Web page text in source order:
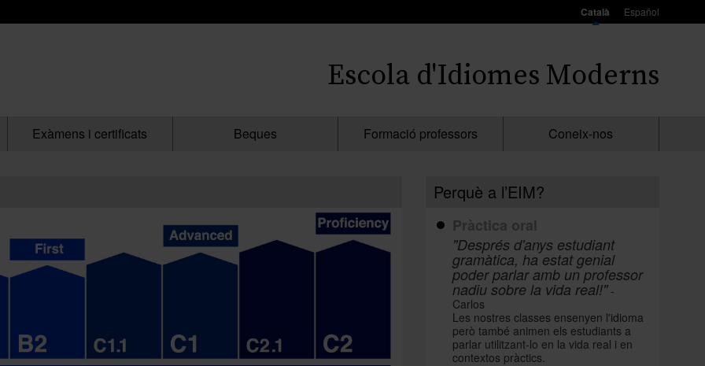
Català Español
Escola d'Idiomes Moderns
Exàmens i certificats Beques Formació professors Coneix-nos
Perquè a l’EIM?
Pràctica oral
"Després d'anys estudiant
gramàtica, ha estat genial
poder parlar amb un professor
nadiu sobre la vida real!"-
Carlos
Les nostres classes ensenyen l'idioma
però també animen els estudiants a
parlar utilitzant-lo en la vida real i en
contextos pràctics.